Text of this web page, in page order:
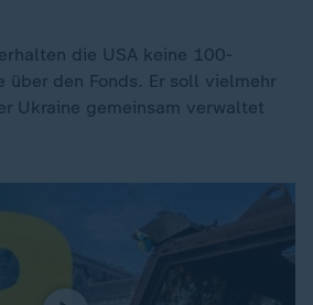
die USA keine 100-
über den Fonds. Er soll vielmehr
Ukraine gemeinsam verwaltet